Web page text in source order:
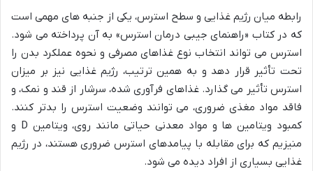
رابطه میان رژیم غذایی و سطح استرس، یکی از جنبه های مهمی است
که در کتاب «راهنمای جیبی درمان استرس» به آن پرداخته می شود.
استرس می تواند انتخاب نوع غذاهای مصرفی و نحوه عملکرد بدن را
تحت تأثیر قرار دهد و به همین ترتیب، رژیم غذایی نیز بر میزان
استرس تأثیر می گذارد. غذاهای فرآوری شده، سرشار از قند و نمک، و
فاقد مواد مغذی ضروری، می توانند وضعیت استرس را بدتر کنند.
کمبود ویتامین ها و مواد معدنی حیاتی مانند روی، ویتامین D و
منیزیم که برای مقابله با پیامدهای استرس ضروری هستند، در رژیم
غذایی بسیاری از افراد دیده می شود.